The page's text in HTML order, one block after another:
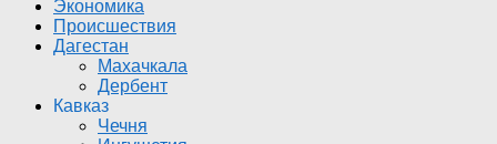
Экономика
Происшествия
Дагестан
Махачкала
Дербент
Кавказ
Чечня